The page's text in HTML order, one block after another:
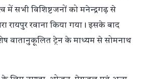
में सभी विशिष्टजनों को मनेन्द्रगढ़ से
रायपुर रवाना किया गया। इसके बाद
वातानुकूलित ट्रेन के माध्यम से सोमनाथ